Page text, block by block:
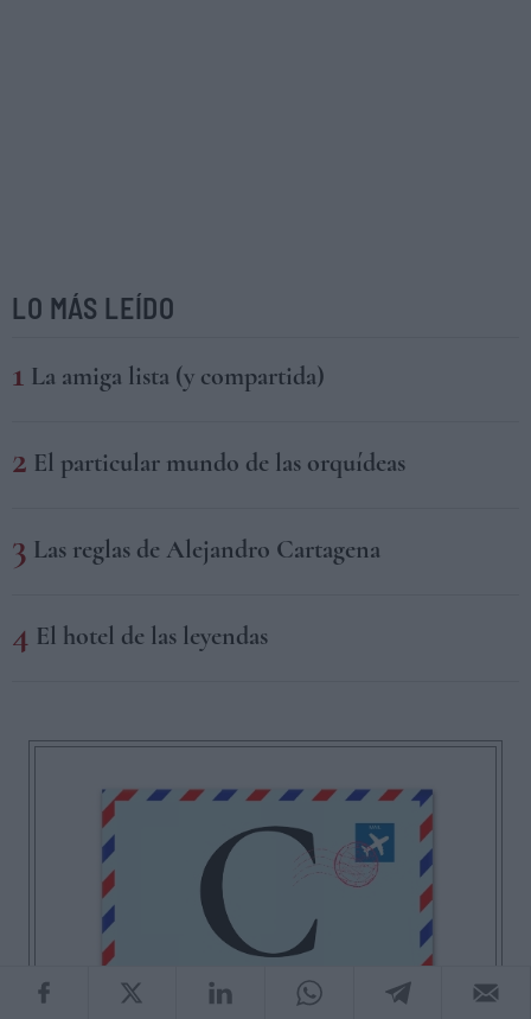
LO MÁS LEÍDO
La amiga lista (y compartida)
El particular mundo de las orquídeas
Las reglas de Alejandro Cartagena
El hotel de las leyendas